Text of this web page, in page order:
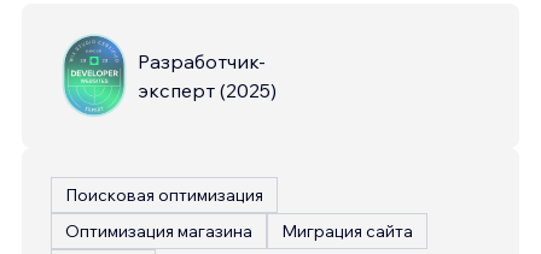
Разработчик-
эксперт (2025)
Поисковая оптимизация
Оптимизация магазина
Миграция сайта